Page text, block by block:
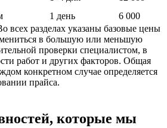
1 день
6 000
всех разделах указаны базовые цены
в большую или меньшую
проверки специалистом, в
работ и других факторов. Общая
конкретном случае определяется
прайса.
которые мы